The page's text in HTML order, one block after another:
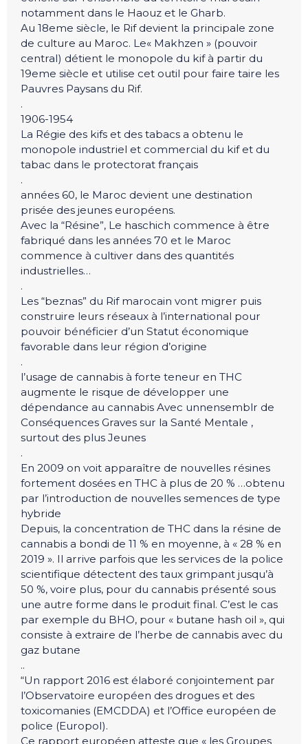
notamment dans le Haouz et le Gharb.
Au 18eme siècle, le Rif devient la principale zone
de culture au Maroc. Le« Makhzen » (pouvoir
central) détient le monopole du kif à partir du
19eme siècle et utilise cet outil pour faire taire les
Pauvres Paysans du Rif.
.
1906-1954
La Régie des kifs et des tabacs a obtenu le
monopole industriel et commercial du kif et du
tabac dans le protectorat français
.
années 60, le Maroc devient une destination
prisée des jeunes européens.
Avec la “Résine”, Le haschich commence à être
fabriqué dans les années 70 et le Maroc
commence à cultiver dans des quantités
industrielles…
.
Les “beznas” du Rif marocain vont migrer puis
construire leurs réseaux à l’international pour
pouvoir bénéficier d’un Statut économique
favorable dans leur région d’origine
.
l’usage de cannabis à forte teneur en THC
augmente le risque de développer une
dépendance au cannabis Avec unnensemblr de
Conséquences Graves sur la Santé Mentale ,
surtout des plus Jeunes
.
En 2009 on voit apparaître de nouvelles résines
fortement dosées en THC à plus de 20 % …obtenu
par l’introduction de nouvelles semences de type
hybride
Depuis, la concentration de THC dans la résine de
cannabis a bondi de 11 % en moyenne, à « 28 % en
2019 ». Il arrive parfois que les services de la police
scientifique détectent des taux grimpant jusqu’à
50 %, voire plus, pour du cannabis présenté sous
une autre forme dans le produit final. C’est le cas
par exemple du BHO, pour « butane hash oil », qui
consiste à extraire de l’herbe de cannabis avec du
gaz butane
..
“Un rapport 2016 est élaboré conjointement par
l’Observatoire européen des drogues et des
toxicomanies (EMCDDA) et l’Office européen de
police (Europol).
Ce rapport européen atteste que « les Groupes